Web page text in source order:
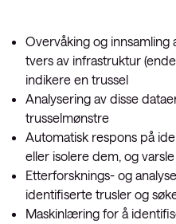
Overvåking og
tvers av infrastruktur
indikere en trussel
Analysering av disse
trusselmønstre
Automatisk respons på
eller isolere dem, og
Etterforsknings- og
identifiserte trusler og
Maskinlæring for å